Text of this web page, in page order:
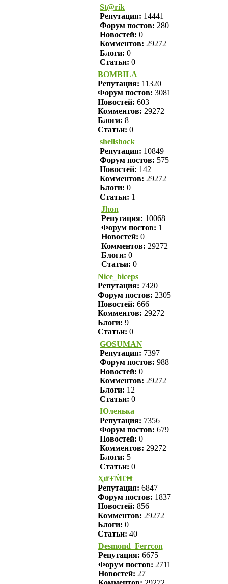
St@rik
Репутация: 14441
Форум постов: 280
Новостей: 0
Комментов: 29272
Блоги: 0
Статьи: 0
BOMBILA
Репутация: 11320
Форум постов: 3081
Новостей: 603
Комментов: 29272
Блоги: 8
Статьи: 0
shellshock
Репутация: 10849
Форум постов: 575
Новостей: 142
Комментов: 29272
Блоги: 0
Статьи: 1
Jhon
Репутация: 10068
Форум постов: 1
Новостей: 0
Комментов: 29272
Блоги: 0
Статьи: 0
Nice_biceps
Репутация: 7420
Форум постов: 2305
Новостей: 666
Комментов: 29272
Блоги: 9
Статьи: 0
GOSUMAN
Репутация: 7397
Форум постов: 988
Новостей: 0
Комментов: 29272
Блоги: 12
Статьи: 0
Юленька
Репутация: 7356
Форум постов: 679
Новостей: 0
Комментов: 29272
Блоги: 5
Статьи: 0
ҲửŦṀ€Ħ
Репутация: 6847
Форум постов: 1837
Новостей: 856
Комментов: 29272
Блоги: 0
Статьи: 40
Desmond_Ferrcon
Репутация: 6675
Форум постов: 2711
Новостей: 27